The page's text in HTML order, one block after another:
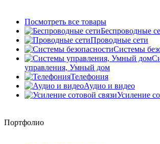
Посмотреть все товары
Беспроводные
Проводные сети
Системы
управления, Умный дом
Телефония
Аудио и видео
Усиление
Портфолио